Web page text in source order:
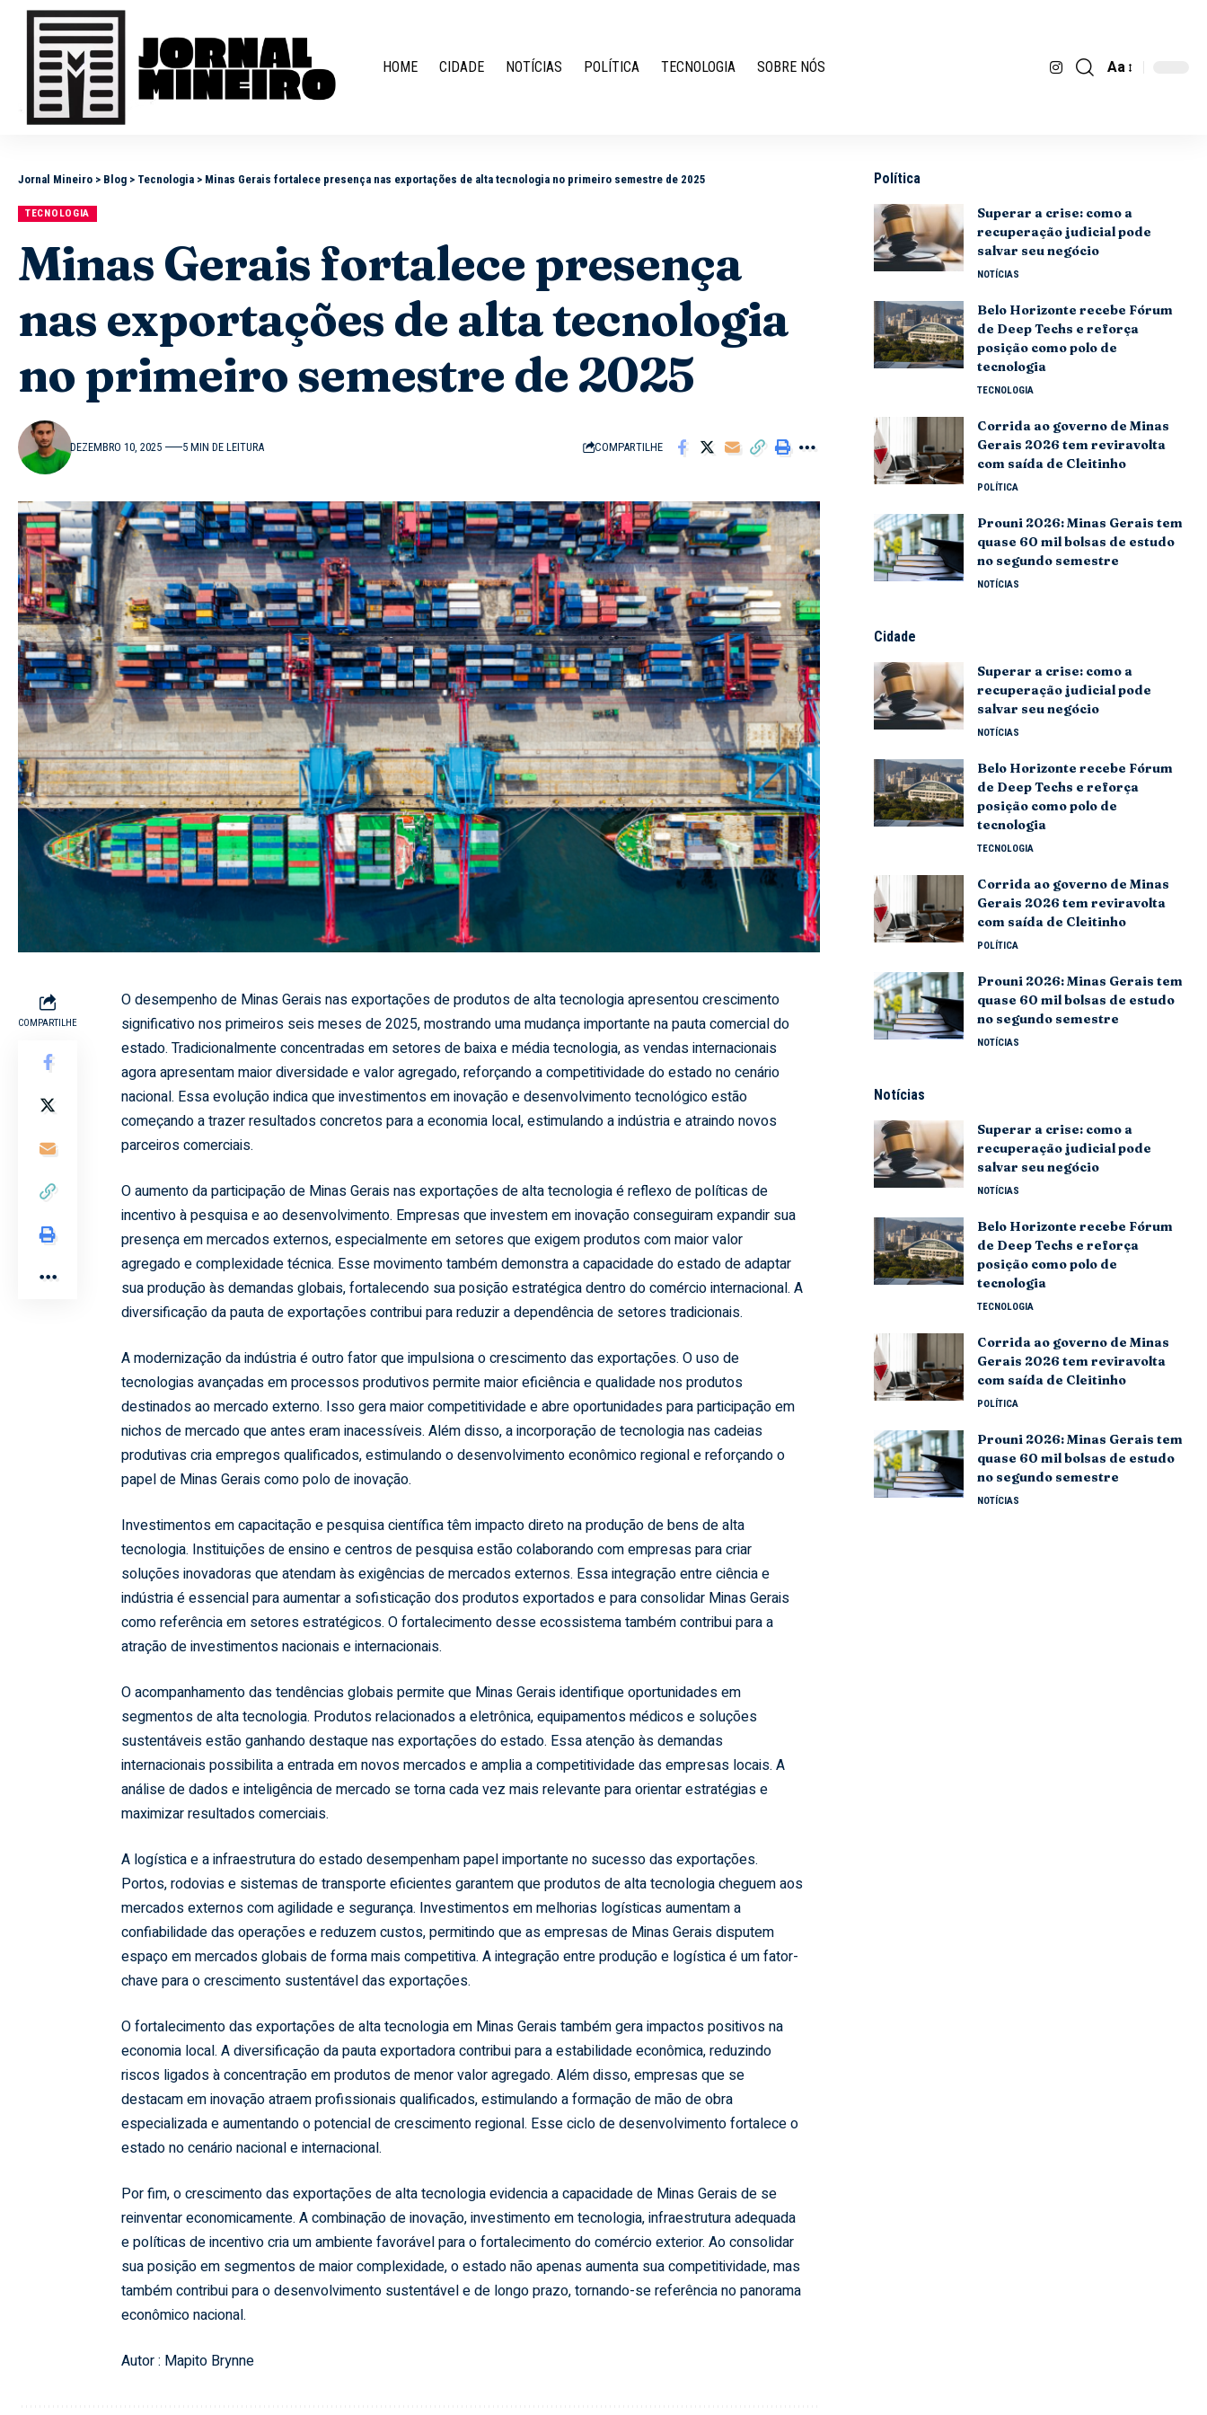
HOME CIDADE NOTÍCIAS POLÍTICA TECNOLOGIA SOBRE NÓS Aa
Jornal Mineiro > Blog > Tecnologia > Minas Gerais fortalece presença nas exportações de alta tecnologia no primeiro semestre de 2025
TECNOLOGIA
Minas Gerais fortalece presença
nas exportações de alta tecnologia
no primeiro semestre de 2025
DEZEMBRO 10, 2025 5 MIN DE LEITURA COMPARTILHE
COMPARTILHE
O desempenho de Minas Gerais nas exportações de produtos de alta tecnologia apresentou crescimento
significativo nos primeiros seis meses de 2025, mostrando uma mudança importante na pauta comercial do
estado. Tradicionalmente concentradas em setores de baixa e média tecnologia, as vendas internacionais
agora apresentam maior diversidade e valor agregado, reforçando a competitividade do estado no cenário
nacional. Essa evolução indica que investimentos em inovação e desenvolvimento tecnológico estão
começando a trazer resultados concretos para a economia local, estimulando a indústria e atraindo novos
parceiros comerciais.
O aumento da participação de Minas Gerais nas exportações de alta tecnologia é reflexo de políticas de
incentivo à pesquisa e ao desenvolvimento. Empresas que investem em inovação conseguiram expandir sua
presença em mercados externos, especialmente em setores que exigem produtos com maior valor
agregado e complexidade técnica. Esse movimento também demonstra a capacidade do estado de adaptar
sua produção às demandas globais, fortalecendo sua posição estratégica dentro do comércio internacional. A
diversificação da pauta de exportações contribui para reduzir a dependência de setores tradicionais.
A modernização da indústria é outro fator que impulsiona o crescimento das exportações. O uso de
tecnologias avançadas em processos produtivos permite maior eficiência e qualidade nos produtos
destinados ao mercado externo. Isso gera maior competitividade e abre oportunidades para participação em
nichos de mercado que antes eram inacessíveis. Além disso, a incorporação de tecnologia nas cadeias
produtivas cria empregos qualificados, estimulando o desenvolvimento econômico regional e reforçando o
papel de Minas Gerais como polo de inovação.
Investimentos em capacitação e pesquisa científica têm impacto direto na produção de bens de alta
tecnologia. Instituições de ensino e centros de pesquisa estão colaborando com empresas para criar
soluções inovadoras que atendam às exigências de mercados externos. Essa integração entre ciência e
indústria é essencial para aumentar a sofisticação dos produtos exportados e para consolidar Minas Gerais
como referência em setores estratégicos. O fortalecimento desse ecossistema também contribui para a
atração de investimentos nacionais e internacionais.
O acompanhamento das tendências globais permite que Minas Gerais identifique oportunidades em
segmentos de alta tecnologia. Produtos relacionados a eletrônica, equipamentos médicos e soluções
sustentáveis estão ganhando destaque nas exportações do estado. Essa atenção às demandas
internacionais possibilita a entrada em novos mercados e amplia a competitividade das empresas locais. A
análise de dados e inteligência de mercado se torna cada vez mais relevante para orientar estratégias e
maximizar resultados comerciais.
A logística e a infraestrutura do estado desempenham papel importante no sucesso das exportações.
Portos, rodovias e sistemas de transporte eficientes garantem que produtos de alta tecnologia cheguem aos
mercados externos com agilidade e segurança. Investimentos em melhorias logísticas aumentam a
confiabilidade das operações e reduzem custos, permitindo que as empresas de Minas Gerais disputem
espaço em mercados globais de forma mais competitiva. A integração entre produção e logística é um fator-
chave para o crescimento sustentável das exportações.
O fortalecimento das exportações de alta tecnologia em Minas Gerais também gera impactos positivos na
economia local. A diversificação da pauta exportadora contribui para a estabilidade econômica, reduzindo
riscos ligados à concentração em produtos de menor valor agregado. Além disso, empresas que se
destacam em inovação atraem profissionais qualificados, estimulando a formação de mão de obra
especializada e aumentando o potencial de crescimento regional. Esse ciclo de desenvolvimento fortalece o
estado no cenário nacional e internacional.
Por fim, o crescimento das exportações de alta tecnologia evidencia a capacidade de Minas Gerais de se
reinventar economicamente. A combinação de inovação, investimento em tecnologia, infraestrutura adequada
e políticas de incentivo cria um ambiente favorável para o fortalecimento do comércio exterior. Ao consolidar
sua posição em segmentos de maior complexidade, o estado não apenas aumenta sua competitividade, mas
também contribui para o desenvolvimento sustentável e de longo prazo, tornando-se referência no panorama
econômico nacional.
Autor : Mapito Brynne
Política
Superar a crise: como a
recuperação judicial pode
salvar seu negócio
NOTÍCIAS
Belo Horizonte recebe Fórum
de Deep Techs e reforça
posição como polo de
tecnologia
TECNOLOGIA
Corrida ao governo de Minas
Gerais 2026 tem reviravolta
com saída de Cleitinho
POLÍTICA
Prouni 2026: Minas Gerais tem
quase 60 mil bolsas de estudo
no segundo semestre
NOTÍCIAS
Cidade
Superar a crise: como a
recuperação judicial pode
salvar seu negócio
NOTÍCIAS
Belo Horizonte recebe Fórum
de Deep Techs e reforça
posição como polo de
tecnologia
TECNOLOGIA
Corrida ao governo de Minas
Gerais 2026 tem reviravolta
com saída de Cleitinho
POLÍTICA
Prouni 2026: Minas Gerais tem
quase 60 mil bolsas de estudo
no segundo semestre
NOTÍCIAS
Notícias
Superar a crise: como a
recuperação judicial pode
salvar seu negócio
NOTÍCIAS
Belo Horizonte recebe Fórum
de Deep Techs e reforça
posição como polo de
tecnologia
TECNOLOGIA
Corrida ao governo de Minas
Gerais 2026 tem reviravolta
com saída de Cleitinho
POLÍTICA
Prouni 2026: Minas Gerais tem
quase 60 mil bolsas de estudo
no segundo semestre
NOTÍCIAS